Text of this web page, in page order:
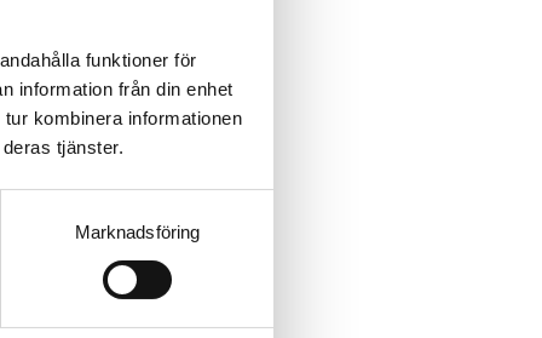
funktioner för
information från din enhet
kombinera informationen
tjänster.
Marknadsföring